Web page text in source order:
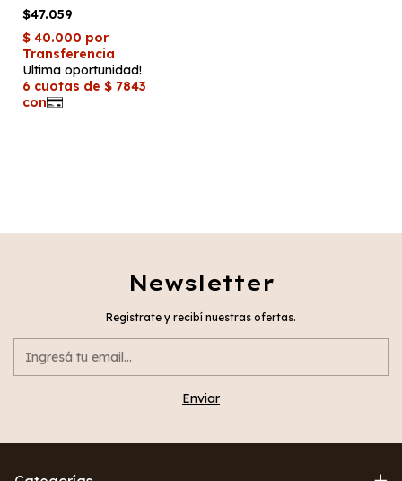
$47.059
Newsletter
Registrate y recibí nuestras ofertas.